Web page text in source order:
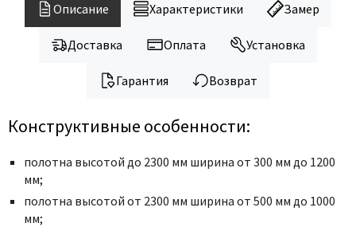
Описание Характеристики Замер
Доставка Оплата Установка
Гарантия Возврат
Конструктивные особенности:
полотна высотой до 2300 мм ширина от 300 мм до 1200
мм;
полотна высотой от 2300 мм ширина от 500 мм до 1000
мм;